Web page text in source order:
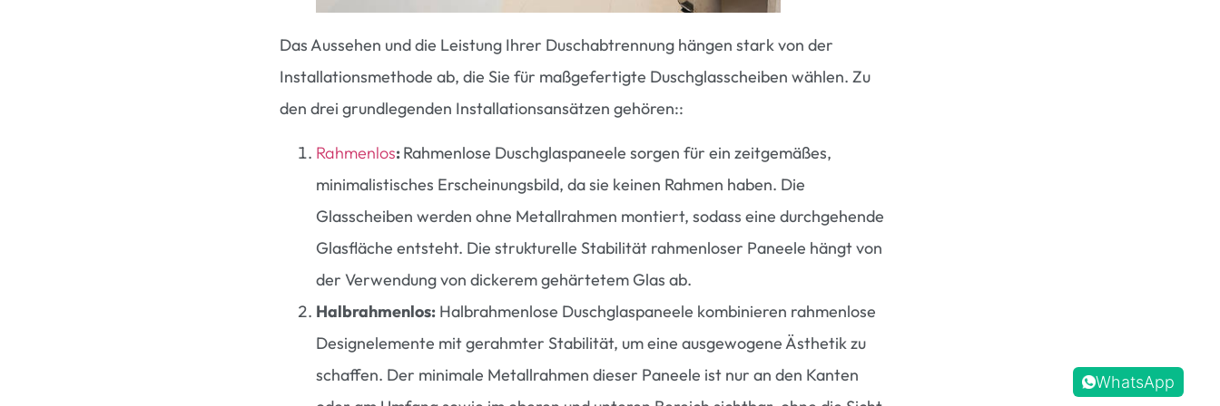
Das Aussehen und die Leistung Ihrer Duschabtrennung hängen stark von der
Installationsmethode ab, die Sie für maßgefertigte Duschglasscheiben wählen. Zu
den drei grundlegenden Installationsansätzen gehören::
Rahmenlos:Rahmenlose Duschglaspaneele sorgen für ein zeitgemäßes,
minimalistisches Erscheinungsbild, da sie keinen Rahmen haben. Die
Glasscheiben werden ohne Metallrahmen montiert, sodass eine durchgehende
Glasfläche entsteht. Die strukturelle Stabilität rahmenloser Paneele hängt von
der Verwendung von dickerem gehärtetem Glas ab.
Halbrahmenlos: Halbrahmenlose Duschglaspaneele kombinieren rahmenlose
Designelemente mit gerahmter Stabilität, um eine ausgewogene Ästhetik zu
schaffen. Der minimale Metallrahmen dieser Paneele ist nur an den Kanten
WhatsApp